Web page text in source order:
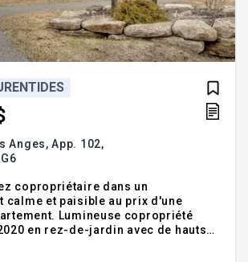
Anges, App. 102,
copropriétaire dans un
calme et paisible au prix d'une
copropriété
en rez-de-jardin avec de hauts
des pièces et la hauteur des